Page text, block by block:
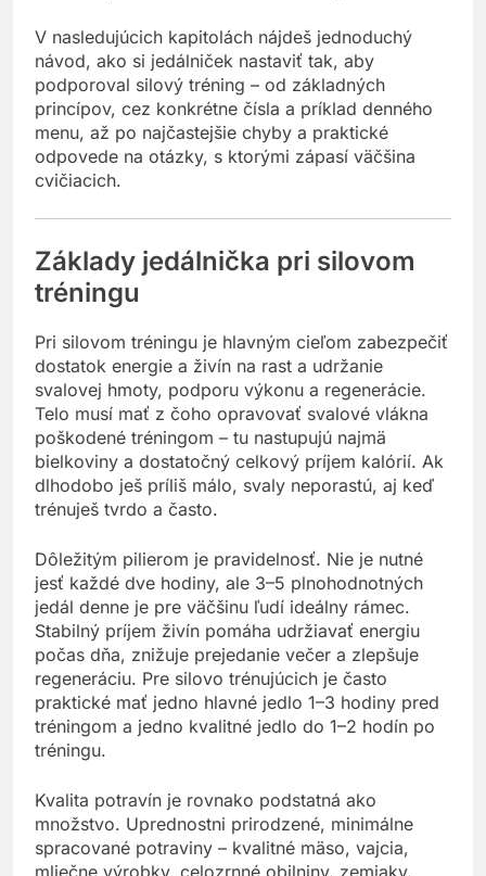
V nasledujúcich kapitolách nájdeš jednoduchý
návod, ako si jedálniček nastaviť tak, aby
podporoval silový tréning – od základných
princípov, cez konkrétne čísla a príklad denného
menu, až po najčastejšie chyby a praktické
odpovede na otázky, s ktorými zápasí väčšina
cvičiacich.
Základy jedálnička pri silovom
tréningu
Pri silovom tréningu je hlavným cieľom zabezpečiť
dostatok energie a živín na rast a udržanie
svalovej hmoty, podporu výkonu a regenerácie.
Telo musí mať z čoho opravovať svalové vlákna
poškodené tréningom – tu nastupujú najmä
bielkoviny a dostatočný celkový príjem kalórií. Ak
dlhodobo ješ príliš málo, svaly neporastú, aj keď
trénuješ tvrdo a často.
Dôležitým pilierom je pravidelnosť. Nie je nutné
jesť každé dve hodiny, ale 3–5 plnohodnotných
jedál denne je pre väčšinu ľudí ideálny rámec.
Stabilný príjem živín pomáha udržiavať energiu
počas dňa, znižuje prejedanie večer a zlepšuje
regeneráciu. Pre silovo trénujúcich je často
praktické mať jedno hlavné jedlo 1–3 hodiny pred
tréningom a jedno kvalitné jedlo do 1–2 hodín po
tréningu.
Kvalita potravín je rovnako podstatná ako
množstvo. Uprednostni prirodzené, minimálne
spracované potraviny – kvalitné mäso, vajcia,